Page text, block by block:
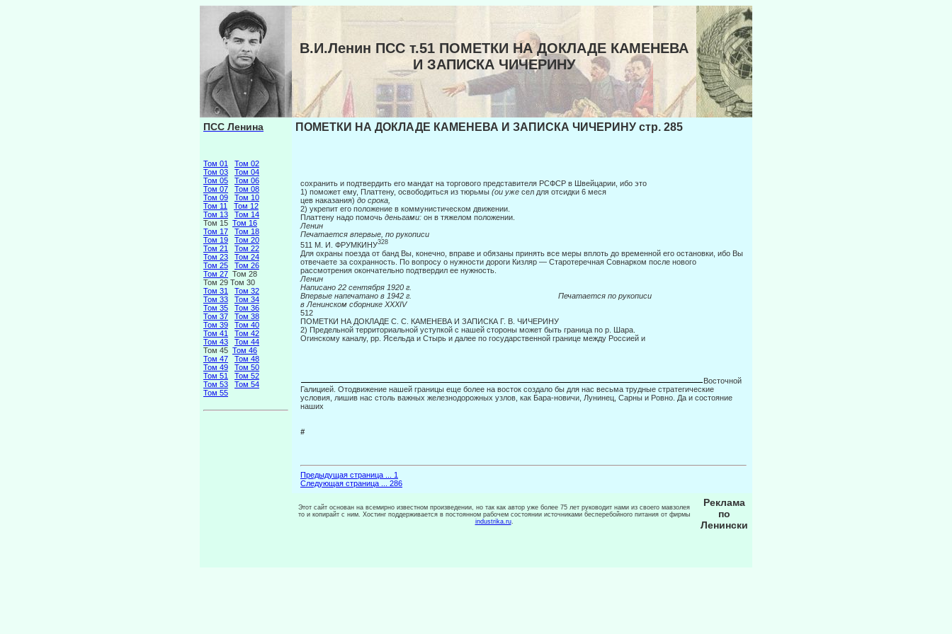
В.И.Ленин ПСС т.51 ПОМЕТКИ НА ДОКЛАДЕ КАМЕНЕВА
И ЗАПИСКА ЧИЧЕРИНУ
ПСС Ленина
Том 01
Том 02
Том 03
Том 04
Том 05
Том 06
Том 07
Том 08
Том 09
Том 10
Том 11
Том 12
Том 13
Том 14
Том 15 Том 16
Том 17
Том 18
Том 19
Том 20
Том 21
Том 22
Том 23
Том 24
Том 25
Том 26
Том 27 Том 28
Том 29 Том 30
Том 31
Том 32
Том 33
Том 34
Том 35
Том 36
Том 37
Том 38
Том 39
Том 40
Том 41
Том 42
Том 43
Том 44
Том 45 Том 46
Том 47
Том 48
Том 49
Том 50
Том 51
Том 52
Том 53
Том 54
Том 55
ПОМЕТКИ НА ДОКЛАДЕ КАМЕНЕВА И ЗАПИСКА ЧИЧЕРИНУ стр. 285
сохранить и подтвердить его мандат на торгового представителя РСФСР в Швейца­рии, ибо это
1) поможет ему, Платтену, освободиться из тюрьмы (ои уже сел для отсидки 6 меся­
цев наказания) до срока,
2) укрепит его положение в коммунистическом движении.
Платтену надо помочь деньгами: он в тяжелом положении.
Ленин
Печатается впервые, по рукописи
511 М. И. ФРУМКИНУ328
Для охраны поезда от банд Вы, конечно, вправе и обязаны принять все меры вплоть до временной его остановки, ибо Вы
отвечаете за сохранность. По вопросу о нужности дороги Кизляр — Старотеречная Совнарком после нового
рассмотрения окончательно подтвердил ее нужность.
Ленин
Написано 22 сентября 1920 г.
Впервые напечатано в 1942 г. Печатается по рукописи
в Ленинском сборнике XXXIV
512
ПОМЕТКИ НА ДОКЛАДЕ С. С. КАМЕНЕВА И ЗАПИСКА Г. В. ЧИЧЕРИНУ
2) Предельной территориальной уступкой с нашей стороны может быть граница по р. Шара.
Огинскому каналу, pp. Ясельда и Стырь и далее по государственной границе между Россией и
Восточной
Галицией. Отодвижение нашей границы еще более на восток создало бы для нас весь­ма трудные стратегические
условия, лишив нас столь важных железнодорожных узлов, как Бара-новичи, Лунинец, Сарны и Ровно. Да и состояние
наших
#
Предыдущая страница ... 1
Следующая страница ... 286
Этот сайт основан на всемирно известном произведении, но так как автор уже более 75 лет руководит нами из своего мавзолея
то и копирайт с ним. Хостинг поддерживается в постоянном рабочем состоянии источниками бесперебойного питания от фирмы
industrika.ru.
Реклама
по
Ленински